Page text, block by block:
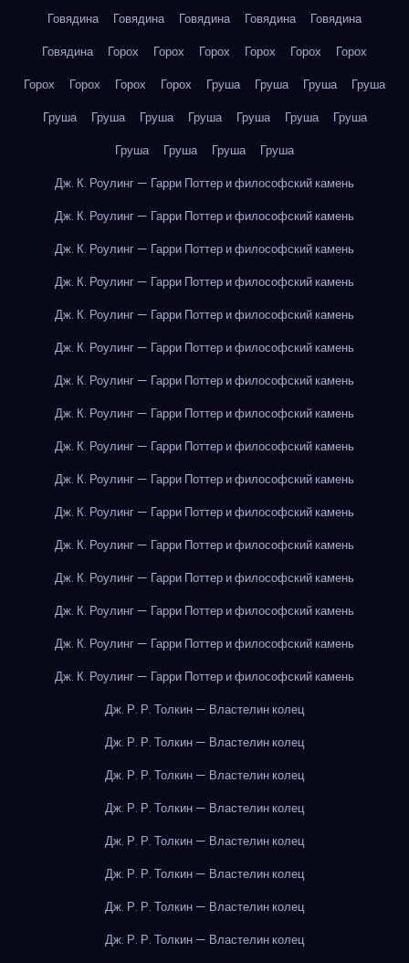
Говядина
Говядина Говядина Говядина
Говядина
Говядина
Горох Горох Горох Горох Горох
Горох
Горох
Горох Горох Горох Груша Груша Груша
Груша
Груша
Груша Груша Груша Груша Груша
Груша
Груша
Груша Груша
Груша
Дж. К. Роулинг — Гарри Поттер и философский камень
Дж. К. Роулинг — Гарри Поттер и философский камень
Дж. К. Роулинг — Гарри Поттер и философский камень
Дж. К. Роулинг — Гарри Поттер и философский камень
Дж. К. Роулинг — Гарри Поттер и философский камень
Дж. К. Роулинг — Гарри Поттер и философский камень
Дж. К. Роулинг — Гарри Поттер и философский камень
Дж. К. Роулинг — Гарри Поттер и философский камень
Дж. К. Роулинг — Гарри Поттер и философский камень
Дж. К. Роулинг — Гарри Поттер и философский камень
Дж. К. Роулинг — Гарри Поттер и философский камень
Дж. К. Роулинг — Гарри Поттер и философский камень
Дж. К. Роулинг — Гарри Поттер и философский камень
Дж. К. Роулинг — Гарри Поттер и философский камень
Дж. К. Роулинг — Гарри Поттер и философский камень
Дж. К. Роулинг — Гарри Поттер и философский камень
Дж. Р. Р. Толкин — Властелин колец
Дж. Р. Р. Толкин — Властелин колец
Дж. Р. Р. Толкин — Властелин колец
Дж. Р. Р. Толкин — Властелин колец
Дж. Р. Р. Толкин — Властелин колец
Дж. Р. Р. Толкин — Властелин колец
Дж. Р. Р. Толкин — Властелин колец
Дж. Р. Р. Толкин — Властелин колец